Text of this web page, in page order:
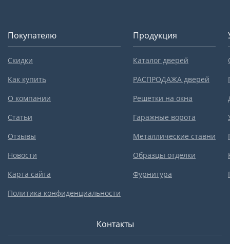
Покупателю
Скидки
Как купить
О компании
Статьи
Отзывы
Новости
Карта сайта
Политика конфиденциальности
Продукция
Каталог дверей
РАСПРОДАЖА дверей
Решетки на окна
Гаражные ворота
Металлические ставни
Образцы отделки
Фурнитура
Контакты